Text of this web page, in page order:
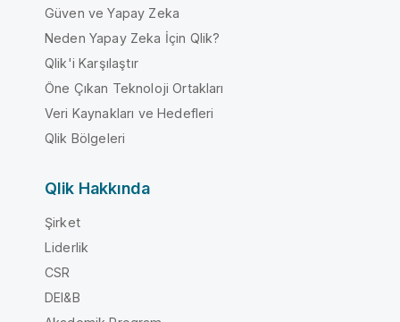
Güven ve Yapay Zeka
Neden Yapay Zeka İçin Qlik?
Qlik'i Karşılaştır
Öne Çıkan Teknoloji Ortakları
Veri Kaynakları ve Hedefleri
Qlik Bölgeleri
Qlik Hakkında
Şirket
Liderlik
CSR
DEI&B